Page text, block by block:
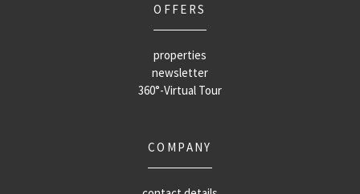
OFFERS
properties
newsletter
360°-Virtual Tour
COMPANY